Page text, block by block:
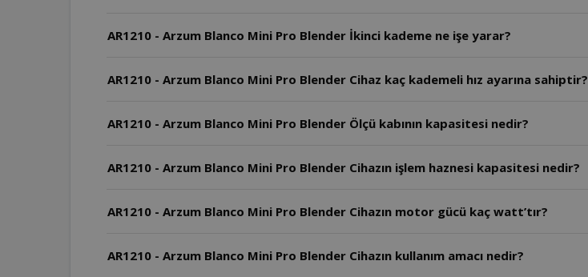
AR1210 - Arzum Blanco Mini Pro Blender İkinci kademe ne işe yarar?
AR1210 - Arzum Blanco Mini Pro Blender Cihaz kaç kademeli hız ayarına sahiptir?
AR1210 - Arzum Blanco Mini Pro Blender Ölçü kabının kapasitesi nedir?
AR1210 - Arzum Blanco Mini Pro Blender Cihazın işlem haznesi kapasitesi nedir?
AR1210 - Arzum Blanco Mini Pro Blender Cihazın motor gücü kaç watt’tır?
AR1210 - Arzum Blanco Mini Pro Blender Cihazın kullanım amacı nedir?